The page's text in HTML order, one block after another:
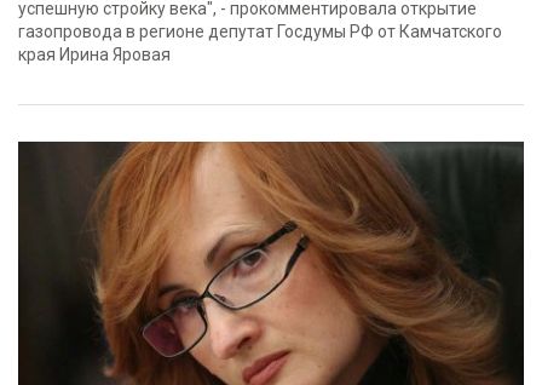
успешную стройку века", - прокомментировала открытие
газопровода в регионе депутат Госдумы РФ от Камчатского
края Ирина Яровая